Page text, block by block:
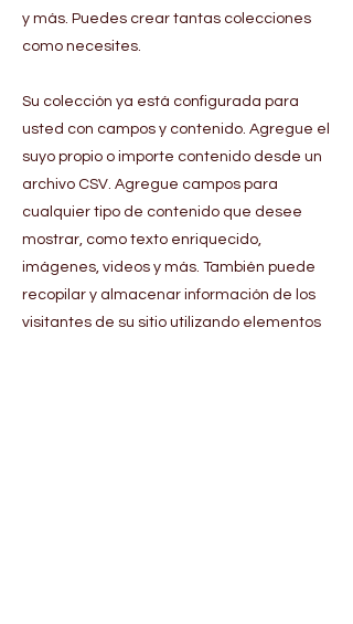
y más. Puedes crear tantas colecciones
como necesites.
Su colección ya está configurada para
usted con campos y contenido. Agregue el
suyo propio o importe contenido desde un
archivo CSV. Agregue campos para
cualquier tipo de contenido que desee
mostrar, como texto enriquecido,
imágenes, videos y más. También puede
recopilar y almacenar información de los
visitantes de su sitio utilizando elementos